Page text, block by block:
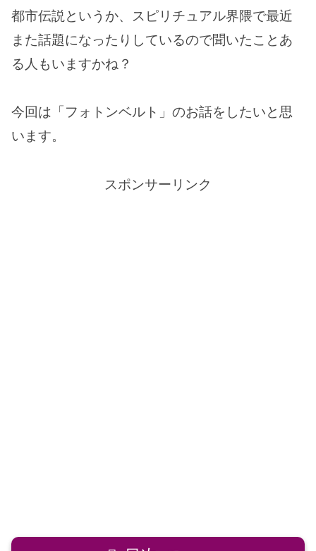
都市伝説というか、スピリチュアル界隈で最近
また話題になったりしているので聞いたことあ
る人もいますかね？
今回は「フォトンベルト」のお話をしたいと思
います。
スポンサーリンク